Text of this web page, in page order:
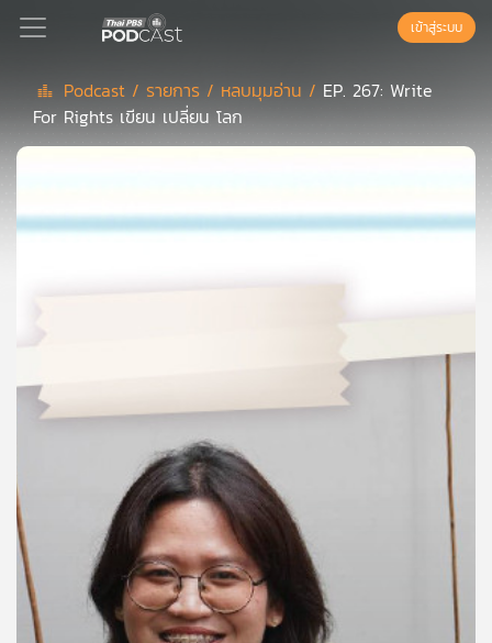
Podcast
ย์
เพล
คุณ
เพลง
เข้าสู่ระบบ
Podcast / รายการ / หลบมุมอ่าน / EP. 267: Write
For Rights เขียน เปลี่ยน โลก